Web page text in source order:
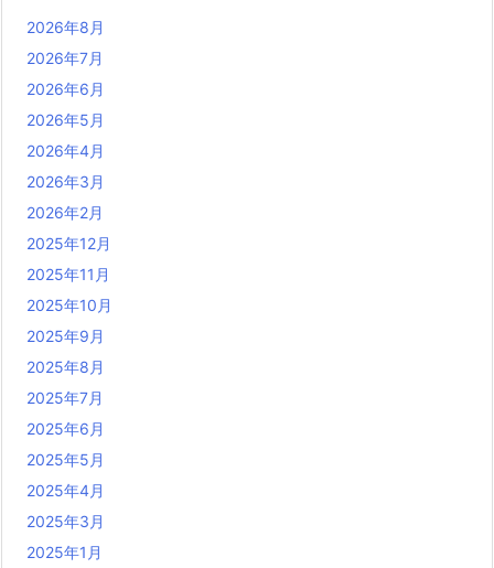
2026年8月
2026年7月
2026年6月
2026年5月
2026年4月
2026年3月
2026年2月
2025年12月
2025年11月
2025年10月
2025年9月
2025年8月
2025年7月
2025年6月
2025年5月
2025年4月
2025年3月
2025年1月